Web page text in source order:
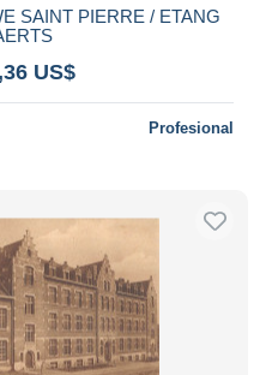
SAINT PIERRE / ETANG
US$
Profesional